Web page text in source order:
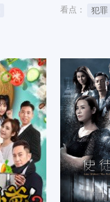
看点：
犯罪